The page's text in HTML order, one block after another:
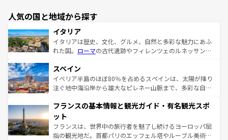
人気の国と地域から探す
イタリア
イタリアは歴史、文化、グルメ、自然と多彩な魅力にあふ
れた国。 ローマの古代遺跡やフィレンツェのルネッサンス
ろん、トスカーナの美しい田園風景やアマルフィ海岸の絶
景など、自然景観も見逃せない。観光の合間には、本場の
ピザやパスタなど、絶品のイタリア料理を堪能することも
ませてくれるイタリアで、忘れられない旅をしてみよう！
なお、新着のイタリア情報は
しい。
スペイン
イベリア半島のほぼ80％を占めるスペインは、太陽が降り
注ぐ地中海沿岸から雄大なピレネー山脈まで、多彩な自然
文化が根付くこの国では、情熱的なフラメンコ、熱気あふ
れる闘牛、そして美味しいタパスが生活の一部となってい
る。首都マドリードの洗練された雰囲気や、バルセロナの
アートに溢れた街角から、地方では古代ローマ遺跡や中世
フランスの基本情報と観光ガイド・有名観光スポ
ット
フランスは、世界中の旅行者を魅了し続けるヨーロッパ屈
指の観光地だ。首都パリのエッフェル塔やルーブル美術館